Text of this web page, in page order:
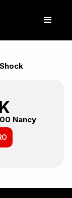
Nancy